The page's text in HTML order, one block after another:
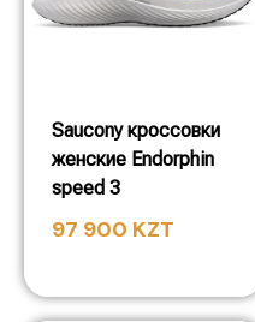
Saucony кроссовки
женские Endorphin
speed 3
97 900 KZT